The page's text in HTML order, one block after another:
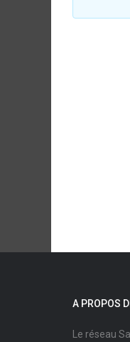
A PROPOS
Le réseau